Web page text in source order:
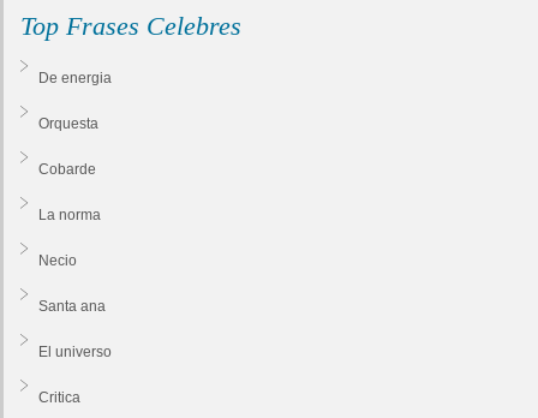
Top Frases Celebres
De energia
Orquesta
Cobarde
La norma
Necio
Santa ana
El universo
Critica